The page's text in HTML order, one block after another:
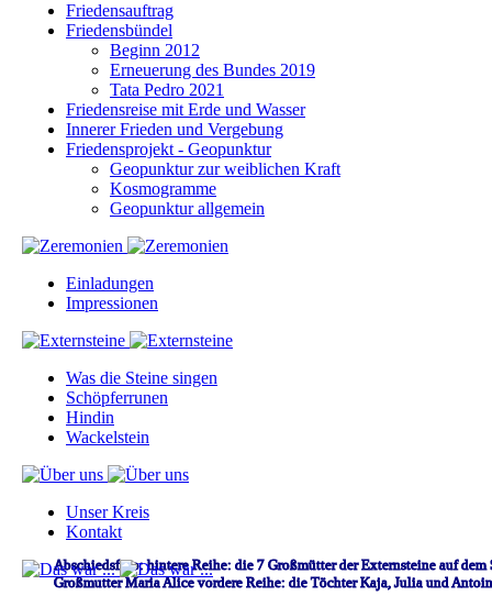
Abschiedsfoto:hintere Reihe: die 7 Großmütter der Externsteine auf dem
Großmutter Maria Alice vordere Reihe: die Töchter Kaja, Julia und
Friedensauftrag
Friedensbündel
Beginn 2012
Erneuerung des Bundes 2019
Tata Pedro 2021
Friedensreise mit Erde und Wasser
Innerer Frieden und Vergebung
Friedensprojekt - Geopunktur
Geopunktur zur weiblichen Kraft
Kosmogramme
Geopunktur allgemein
Einladungen
Impressionen
Was die Steine singen
Schöpferrunen
Hindin
Wackelstein
Unser Kreis
Kontakt